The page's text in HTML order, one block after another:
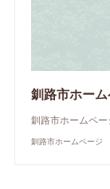
釧路市ホー
釧路市ホームペー
釧路市ホームページ